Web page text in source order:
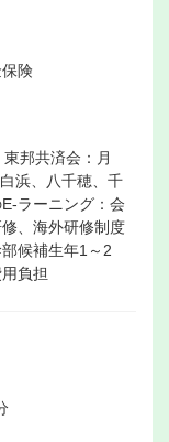
険
邦共済会：月
浜、八千穂、千
ラーニング：会
、海外研修制度
候補生年1～2
負担